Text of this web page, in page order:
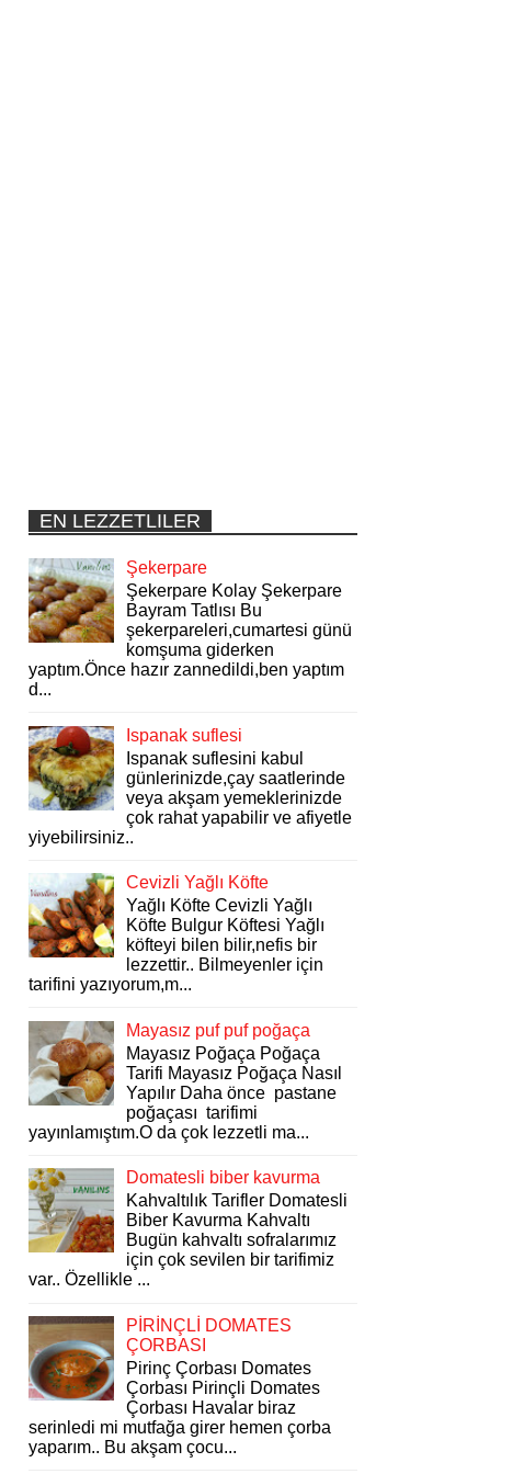
EN LEZZETLILER
Şekerpare
Şekerpare Kolay Şekerpare
Bayram Tatlısı Bu
şekerpareleri,cumartesi günü
komşuma giderken
yaptım.Önce hazır zannedildi,ben yaptım
d...
Ispanak suflesi
Ispanak suflesini kabul
günlerinizde,çay saatlerinde
veya akşam yemeklerinizde
çok rahat yapabilir ve afiyetle
yiyebilirsiniz..
Cevizli Yağlı Köfte
Yağlı Köfte Cevizli Yağlı
Köfte Bulgur Köftesi Yağlı
köfteyi bilen bilir,nefis bir
lezzettir.. Bilmeyenler için
tarifini yazıyorum,m...
Mayasız puf puf poğaça
Mayasız Poğaça Poğaça
Tarifi Mayasız Poğaça Nasıl
Yapılır Daha önce pastane
poğaçası tarifimi
yayınlamıştım.O da çok lezzetli ma...
Domatesli biber kavurma
Kahvaltılık Tarifler Domatesli
Biber Kavurma Kahvaltı
Bugün kahvaltı sofralarımız
için çok sevilen bir tarifimiz
var.. Özellikle ...
PİRİNÇLİ DOMATES
ÇORBASI
Pirinç Çorbası Domates
Çorbası Pirinçli Domates
Çorbası Havalar biraz
serinledi mi mutfağa girer hemen çorba
yaparım.. Bu akşam çocu...